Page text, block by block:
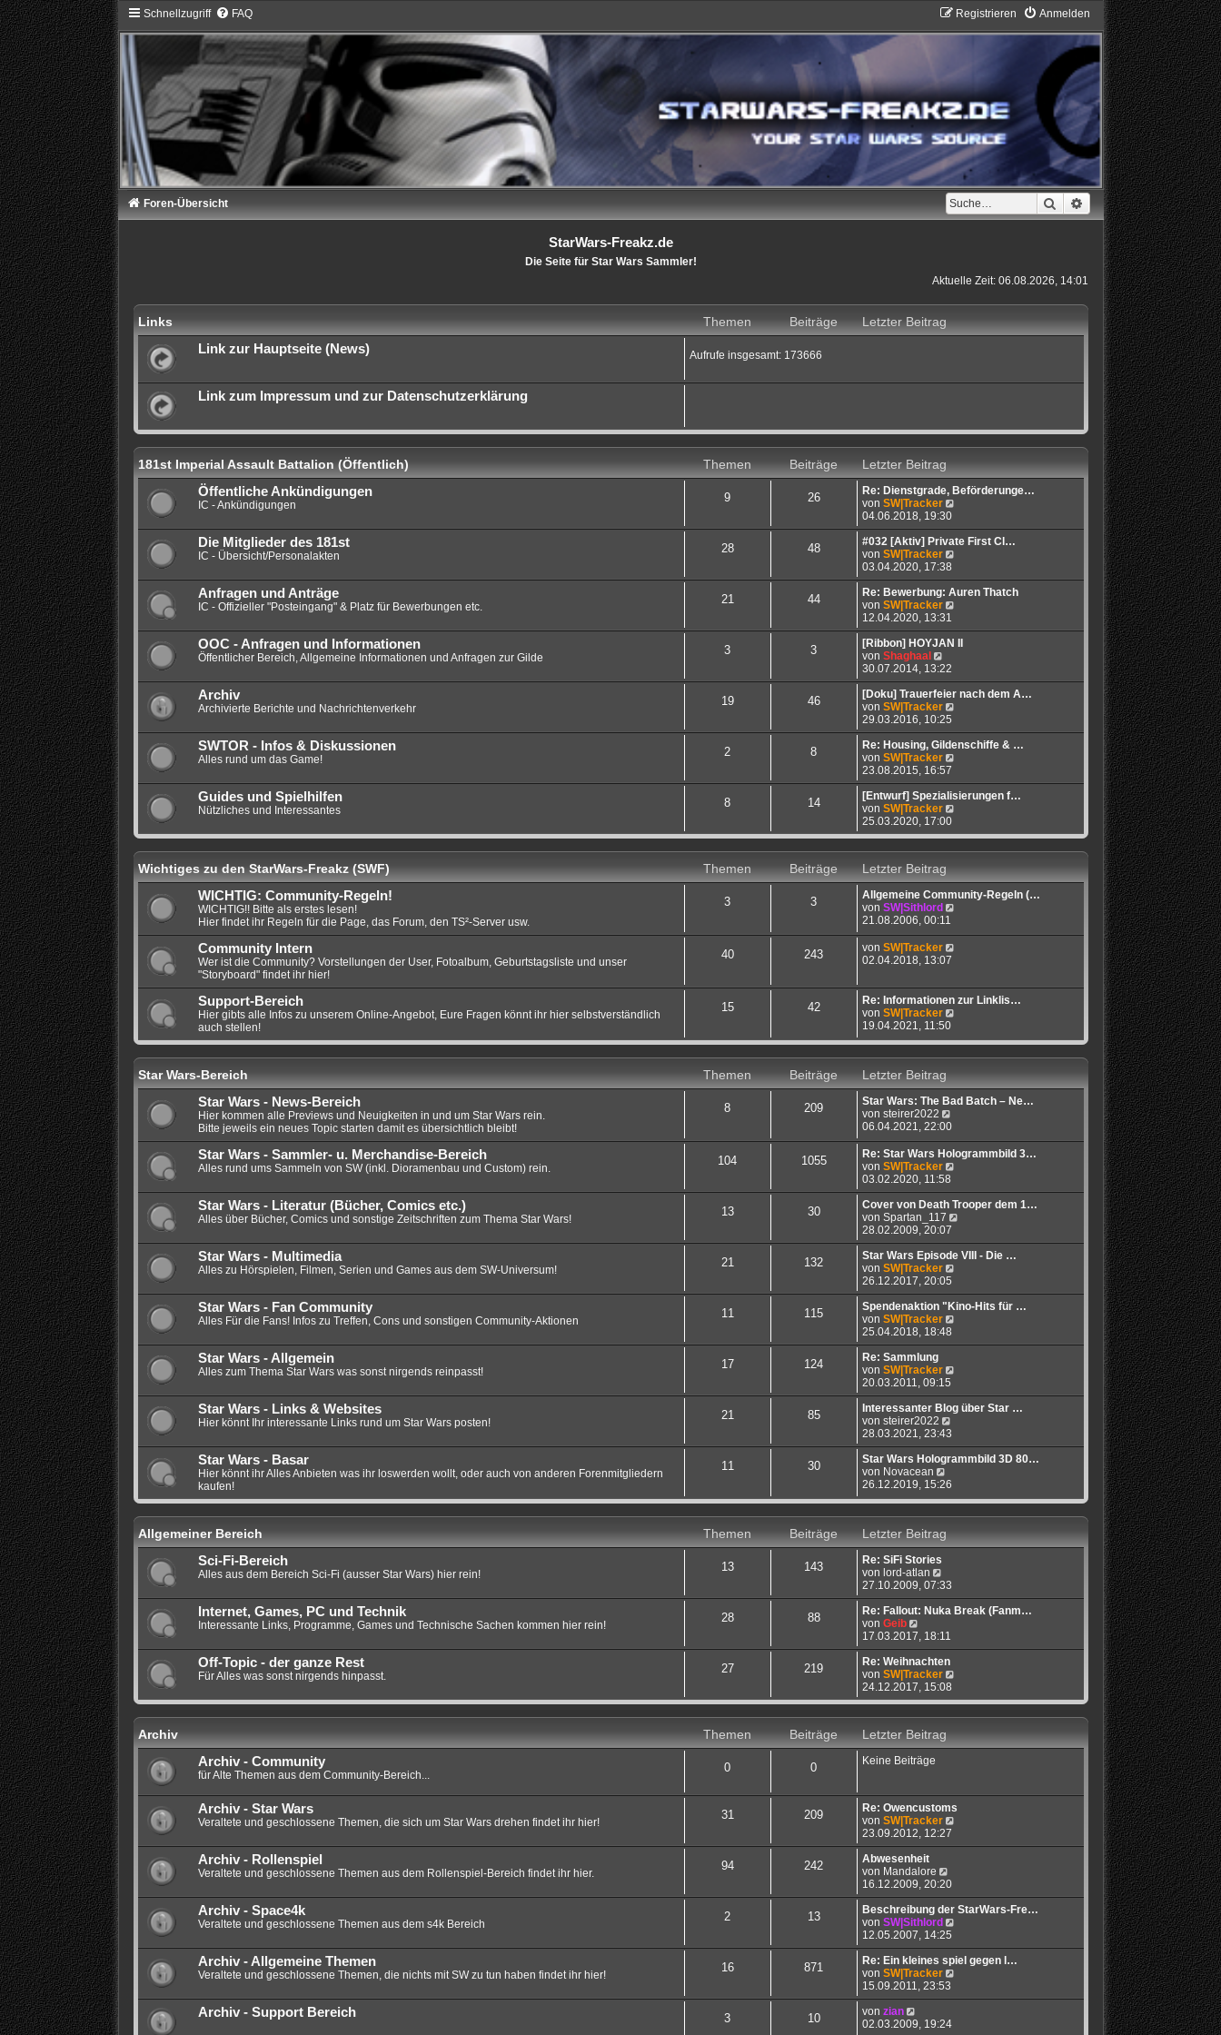
Schnellzugriff FAQ Anmelden
Registrieren
Suche Erweiterte Suche
Foren-Übersicht
StarWars-Freakz.de
Die Seite für Star Wars Sammler!
Aktuelle Zeit: 06.08.2026, 14:01
Links Themen Beiträge
Letzter Beitrag
Link zur Hauptseite (News)
Aufrufe insgesamt: 173666
Link zum Impressum und zur Datenschutzerklärung
181st Imperial Assault Battalion (Öffentlich) Themen Beiträge
Letzter Beitrag
Öffentliche Ankündigungen
IC - Ankündigungen
9 26
Re: Dienstgrade, Beförderunge…
von SW|Tracker
u
e
e
r
i
t
g
04.06.2018, 19:30
Die Mitglieder des 181st
IC - Übersicht/Personalakten
28 48
#032 [Aktiv] Private First Cl…
von SW|Tracker
u
e
e
r
i
t
g
03.04.2020, 17:38
Anfragen und Anträge
IC - Offizieller "Posteingang" & Platz für Bewerbungen etc.
21 44
Re: Bewerbung: Auren Thatch
von SW|Tracker
u
e
e
r
i
t
g
12.04.2020, 13:31
OOC - Anfragen und Informationen
Öffentlicher Bereich, Allgemeine Informationen und Anfragen zur Gilde
3 3
[Ribbon] HOYJAN II
von Shaghaal
e
u
e
s
t
e
r
B
e
i
t
r
a
g
30.07.2014, 13:22
Archiv
Archivierte Berichte und Nachrichtenverkehr
19 46
[Doku] Trauerfeier nach dem A…
von SW|Tracker
u
e
e
r
i
a
g
29.03.2016, 10:25
SWTOR - Infos & Diskussionen
Alles rund um das Game!
2 8
Re: Housing, Gildenschiffe & …
von SW|Tracker
u
e
e
e
i
t
g
23.08.2015, 16:57
Guides und Spielhilfen
Nützliches und Interessantes
8 14
[Entwurf] Spezialisierungen f…
von SW|Tracker
u
t
e
r
i
g
25.03.2020, 17:00
Wichtiges zu den StarWars-Freakz (SWF) Themen Beiträge
Letzter Beitrag
WICHTIG: Community-Regeln!
WICHTIG!! Bitte als erstes lesen!
Hier findet ihr Regeln für die Page, das Forum, den TS²-Server usw.
3 3
Allgemeine Community-Regeln (…
von SW|Sithlord
u
r
t
r
g
21.08.2006, 00:11
Community Intern
Wer ist die Community? Vorstellungen der User, Fotoalbum, Geburtstagsliste und unser
"Storyboard" findet ihr hier!
40 243 von SW|Tracker
e
s
B
e
t
r
02.04.2018, 13:07
Support-Bereich
Hier gibts alle Infos zu unserem Online-Angebot, Eure Fragen könnt ihr hier selbstverständlich
auch stellen!
15 42
Re: Informationen zur Linklis…
von SW|Tracker
u
t
e
r
i
t
g
19.04.2021, 11:50
Star Wars-Bereich Themen Beiträge
Letzter Beitrag
Star Wars - News-Bereich
Hier kommen alle Previews und Neuigkeiten in und um Star Wars rein.
Bitte jeweils ein neues Topic starten damit es übersichtlich bleibt!
8 209
Star Wars: The Bad Batch – Ne…
von steirer2022
u
e
s
e
r
B
i
t
r
g
06.04.2021, 22:00
Star Wars - Sammler- u. Merchandise-Bereich
Alles rund ums Sammeln von SW (inkl. Dioramenbau und Custom) rein.
104 1055
Re: Star Wars Hologrammbild 3…
von SW|Tracker
u
e
s
e
r
i
t
g
03.02.2020, 11:58
Star Wars - Literatur (Bücher, Comics etc.)
Alles über Bücher, Comics und sonstige Zeitschriften zum Thema Star Wars!
13 30
Cover von Death Trooper dem 1…
von Spartan_117
u
e
e
r
i
g
28.02.2009, 20:07
Star Wars - Multimedia
Alles zu Hörspielen, Filmen, Serien und Games aus dem SW-Universum!
21 132
Star Wars Episode VIII - Die …
von SW|Tracker
u
e
e
i
t
g
26.12.2017, 20:05
Star Wars - Fan Community
Alles Für die Fans! Infos zu Treffen, Cons und sonstigen Community-Aktionen
11 115
Spendenaktion "Kino-Hits für …
von SW|Tracker
u
e
r
i
t
g
25.04.2018, 18:48
Star Wars - Allgemein
Alles zum Thema Star Wars was sonst nirgends reinpasst!
17 124
Re: Sammlung
von SW|Tracker
u
e
e
r
i
a
g
20.03.2011, 09:15
Star Wars - Links & Websites
Hier könnt Ihr interessante Links rund um Star Wars posten!
21 85
Interessanter Blog über Star …
von steirer2022
u
e
e
e
i
g
28.03.2021, 23:43
Star Wars - Basar
Hier könnt ihr Alles Anbieten was ihr loswerden wollt, oder auch von anderen Forenmitgliedern
kaufen!
11 30
Star Wars Hologrammbild 3D 80…
von Novacean
e
u
t
e
e
i
t
a
g
26.12.2019, 15:26
Allgemeiner Bereich Themen Beiträge
Letzter Beitrag
Sci-Fi-Bereich
Alles aus dem Bereich Sci-Fi (ausser Star Wars) hier rein!
13 143
Re: SiFi Stories
von lord-atlan
e
u
e
t
e
r
B
e
i
a
g
27.10.2009, 07:33
Internet, Games, PC und Technik
Interessante Links, Programme, Games und Technische Sachen kommen hier rein!
28 88
Re: Fallout: Nuka Break (Fanm…
von Geib
e
u
e
s
e
e
i
t
17.03.2017, 18:11
Off-Topic - der ganze Rest
Für Alles was sonst nirgends hinpasst.
27 219
Re: Weihnachten
von SW|Tracker
u
t
e
t
24.12.2017, 15:08
Archiv Themen Beiträge
Letzter Beitrag
Archiv - Community
für Alte Themen aus dem Community-Bereich...
0 0 Keine Beiträge
Archiv - Star Wars
Veraltete und geschlossene Themen, die sich um Star Wars drehen findet ihr hier!
31 209
Re: Owencustoms
von SW|Tracker
u
e
r
i
t
g
23.09.2012, 12:27
Archiv - Rollenspiel
Veraltete und geschlossene Themen aus dem Rollenspiel-Bereich findet ihr hier.
94 242
Abwesenheit
von Mandalore
e
u
e
s
t
e
r
B
e
i
r
16.12.2009, 20:20
Archiv - Space4k
Veraltete und geschlossene Themen aus dem s4k Bereich
2 13
Beschreibung der StarWars-Fre…
von SW|Sithlord
u
e
e
12.05.2007, 14:25
Archiv - Allgemeine Themen
Veraltete und geschlossene Themen, die nichts mit SW zu tun haben findet ihr hier!
16 871
Re: Ein kleines spiel gegen l…
von SW|Tracker
u
15.09.2011, 23:53
Archiv - Support Bereich 3 10 von zian
e
02.03.2009, 19:24